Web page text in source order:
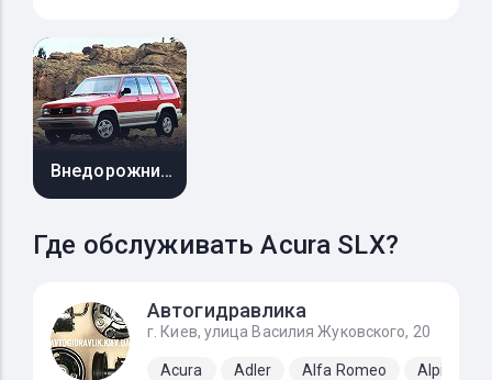
Внедорожник 5 дв.
Где обслуживать Acura SLX?
Автогидравлика
г. Киев, улица Василия Жуковского, 20
Acura Adler Alfa Romeo Alpine